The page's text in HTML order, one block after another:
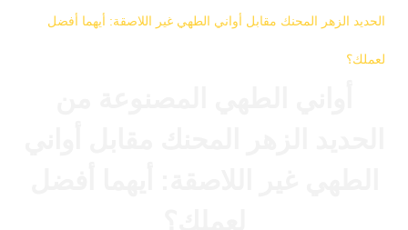
الزهر المحنك مقابل أواني الطهي غير اللاصقة: أيهما أفضل